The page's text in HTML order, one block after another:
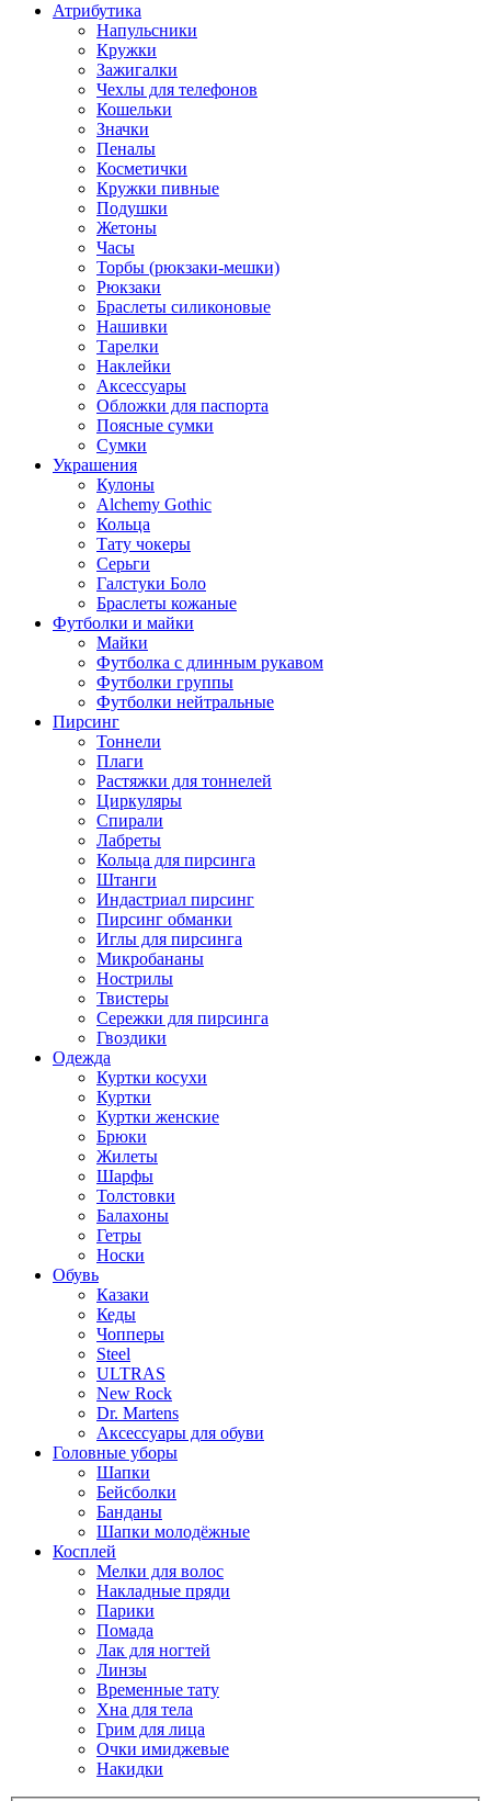
Атрибутика
Напульсники
Кружки
Зажигалки
Чехлы для телефонов
Кошельки
Значки
Пеналы
Косметички
Кружки пивные
Подушки
Жетоны
Часы
Торбы (рюкзаки-мешки)
Рюкзаки
Браслеты силиконовые
Нашивки
Тарелки
Наклейки
Аксессуары
Обложки для паспорта
Поясные сумки
Сумки
Украшения
Кулоны
Alchemy Gothic
Кольца
Тату чокеры
Серьги
Галстуки Боло
Браслеты кожаные
Футболки и майки
Майки
Футболка с длинным рукавом
Футболки группы
Футболки нейтральные
Пирсинг
Тоннели
Плаги
Растяжки для тоннелей
Циркуляры
Спирали
Лабреты
Кольца для пирсинга
Штанги
Индастриал пирсинг
Пирсинг обманки
Иглы для пирсинга
Микробананы
Нострилы
Твистеры
Сережки для пирсинга
Гвоздики
Одежда
Куртки косухи
Куртки
Куртки женские
Брюки
Жилеты
Шарфы
Толстовки
Балахоны
Гетры
Носки
Обувь
Казаки
Кеды
Чопперы
Steel
ULTRAS
New Rock
Dr. Martens
Аксессуары для обуви
Головные уборы
Шапки
Бейсболки
Банданы
Шапки молодёжные
Косплей
Мелки для волос
Накладные пряди
Парики
Помада
Лак для ногтей
Линзы
Временные тату
Хна для тела
Грим для лица
Очки имиджевые
Накидки